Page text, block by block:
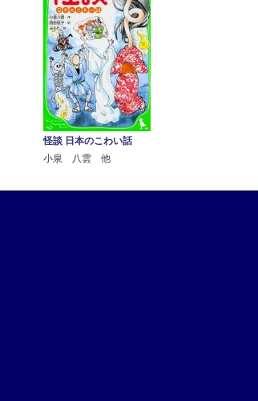
怪談 日本のこわい話
小泉 八雲 他